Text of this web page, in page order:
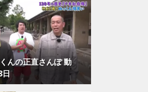
んの正直さんぽ 動